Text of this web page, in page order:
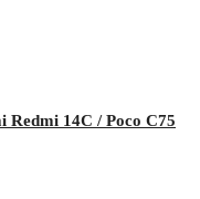
Redmi 14C / Poco C75